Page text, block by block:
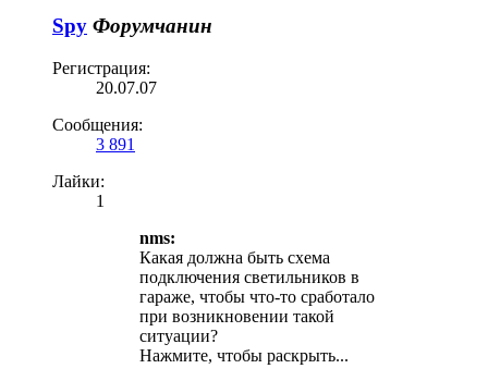
Spy Форумчанин
Регистрация:
20.07.07
Сообщения:
3 891
Лайки:
1
nms:
Какая должна быть схема
подключения светильников в
гараже, чтобы что-то сработало
при возникновении такой
ситуации?
Нажмите, чтобы раскрыть...